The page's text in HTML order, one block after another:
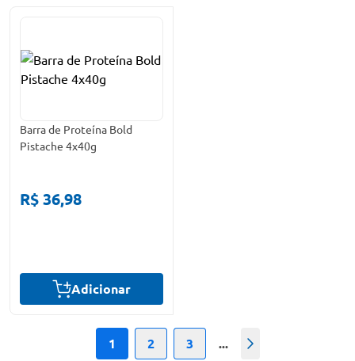
Barra de Proteína Bold
Pistache 4x40g
R$ 36,98
Adicionar
1 2 3 ... Próximo